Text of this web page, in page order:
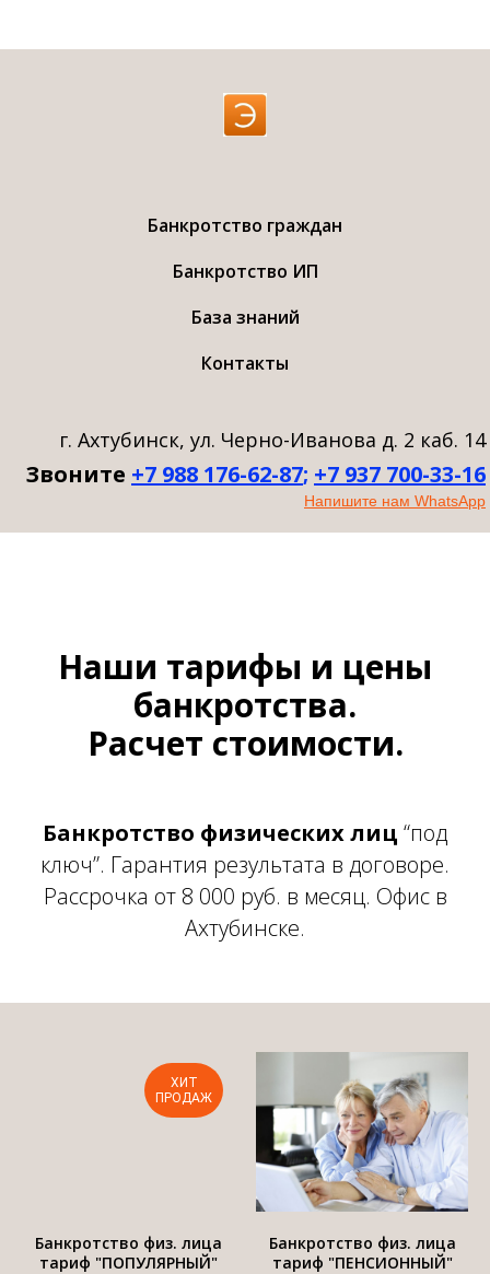
Банкротство граждан
Банкротство ИП
База знаний
Контакты
г. Ахтубинск, ул. Черно-Иванова д. 2 каб. 14
Звоните +7 988 176-62-87; +7 937 700-33-16
Напишите нам WhatsApp
Наши тарифы и цены
банкротства.
Расчет стоимости.
Банкротство физических лиц “под
ключ”. Гарантия результата в договоре.
Рассрочка от 8 000 руб. в месяц. Офис в
Ахтубинске.
ХИТ
ПРОДАЖ
Банкротство физ. лица
тариф "ПОПУЛЯРНЫЙ"
Банкротство физ. лица
тариф "ПЕНСИОННЫЙ"